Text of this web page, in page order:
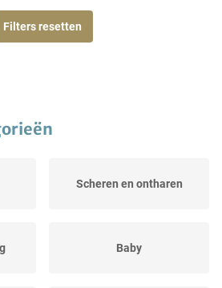
Filters resetten
Scheren en ontharen
Baby